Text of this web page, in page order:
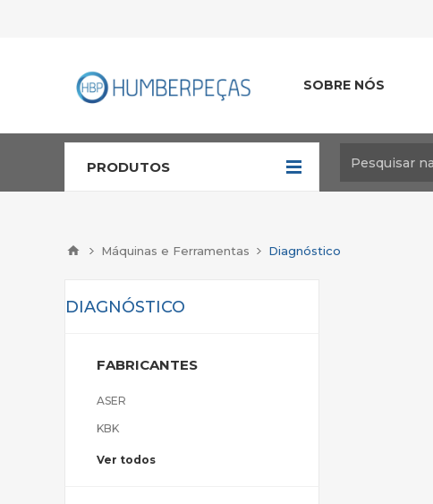
SOBRE NÓS
PRODUTOS
Máquinas e Ferramentas Diagnóstico
DIAGNÓSTICO
FABRICANTES
ASER
KBK
Ver todos